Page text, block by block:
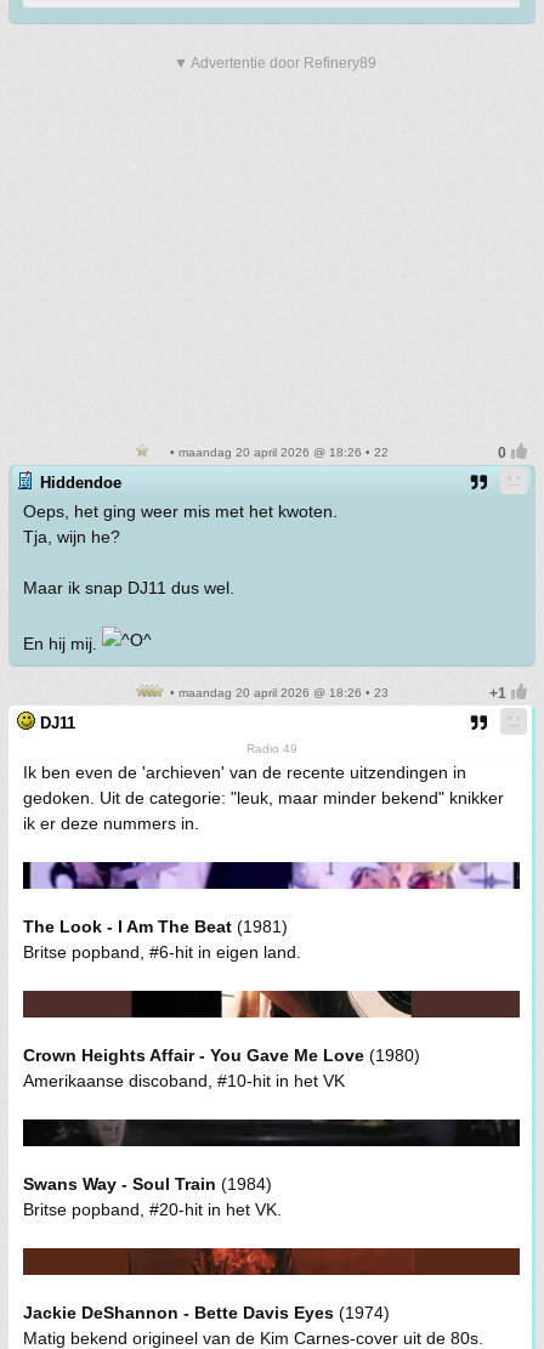
▼ Advertentie door Refinery89
• maandag 20 april 2026 @ 18:26 • 22
Hiddendoe
Oeps, het ging weer mis met het kwoten.
Tja, wijn he?
Maar ik snap DJ11 dus wel.
En hij mij.
• maandag 20 april 2026 @ 18:26 • 23
DJ11
Radio 49
Ik ben even de 'archieven' van de recente uitzendingen in
gedoken. Uit de categorie: "leuk, maar minder bekend" knikker
ik er deze nummers in.
The Look - I Am The Beat (1981)
Britse popband, #6-hit in eigen land.
Crown Heights Affair - You Gave Me Love (1980)
Amerikaanse discoband, #10-hit in het VK
Swans Way - Soul Train (1984)
Britse popband, #20-hit in het VK.
Jackie DeShannon - Bette Davis Eyes (1974)
Matig bekend origineel van de Kim Carnes-cover uit de 80s.